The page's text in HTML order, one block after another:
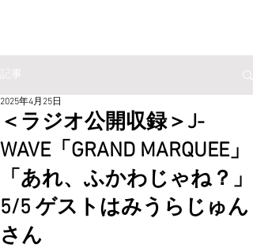
＜ラジオ公開収録＞J-
WAVE「GRAND MARQUEE」
「あれ、ふかわじゃね？」
5/5 ゲストはみうらじゅん
さん
2025年4月25日